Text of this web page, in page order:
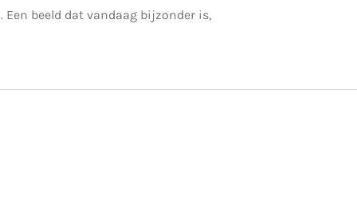
beeld dat vandaag bijzonder is,